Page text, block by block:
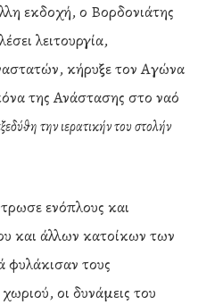
εκδοχή, ο Βορδονιάτης
λειτουργία,
κήρυξε τον Αγώνα
της Ανάστασης στο ναό
την ιερατικήν του στολήν
ενόπλους και
και άλλων κατοίκων των
τους
οι δυνάμεις του